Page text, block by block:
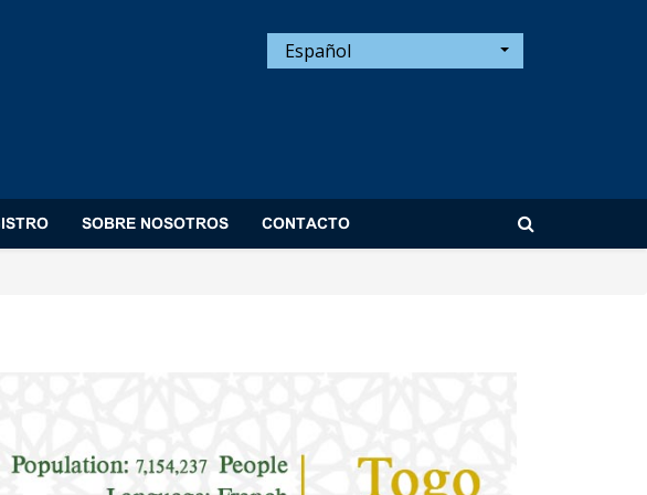
Español
SOBRE NOSOTROS CONTACTO